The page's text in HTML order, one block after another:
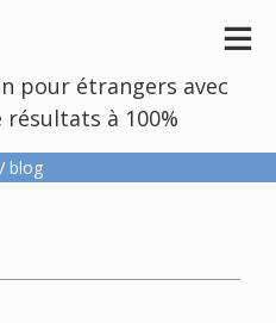
pour étrangers avec
à 100%
blog